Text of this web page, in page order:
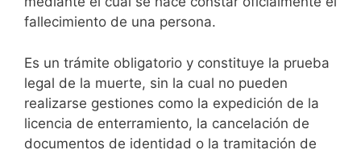
fallecimiento de una persona.
Es un trámite obligatorio y constituye la prueba
legal de la muerte, sin la cual no pueden
realizarse gestiones como la expedición de la
licencia de enterramiento, la cancelación de
documentos de identidad o la tramitación de